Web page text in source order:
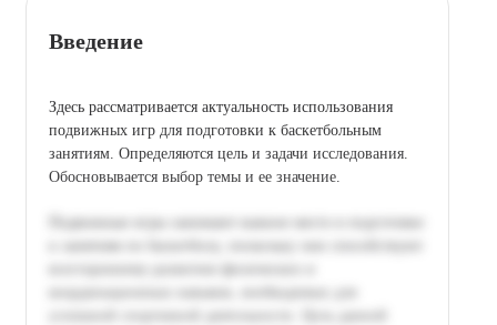
Введение
Здесь рассматривается актуальность использования
подвижных игр для подготовки к баскетбольным
занятиям. Определяются цель и задачи исследования.
Обосновывается выбор темы и ее значение.